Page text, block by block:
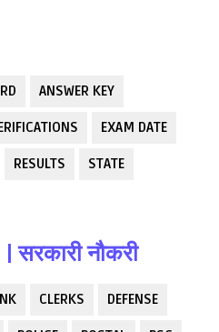
ANSWER KEY
EXAM DATE
RESULTS STATE
सरकारी नौकरी
CLERKS DEFENSE